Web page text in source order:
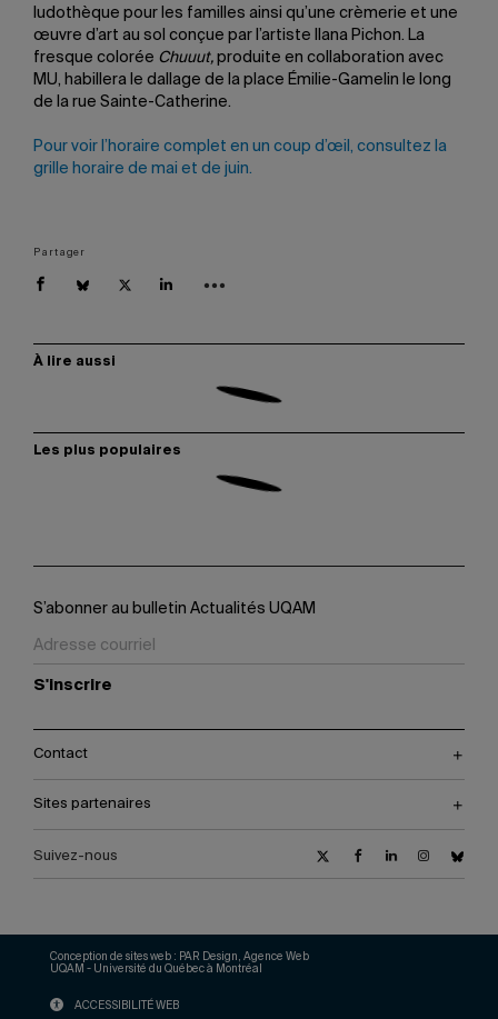
ludothèque pour les familles ainsi qu’une crèmerie et une
œuvre d’art au sol conçue par l’artiste Ilana Pichon. La
fresque colorée Chuuut, produite en collaboration avec
MU, habillera le dallage de la place Émilie-Gamelin le long
de la rue Sainte-Catherine.
Pour voir l’horaire complet en un coup d’œil, consultez la
grille horaire de mai et de juin.
Partager
À lire aussi
Les plus populaires
S’abonner au bulletin Actualités UQAM
S'inscrire
Contact
Sites partenaires
Suivez-nous
UQAM - Université du Québec à Montréal
Conception de sites web : PAR Design, Agence Web
ACCESSIBILITÉ WEB